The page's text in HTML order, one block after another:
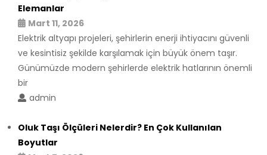
Elemanlar
Mart 11, 2026
Elektrik altyapı projeleri, şehirlerin enerji ihtiyacını güvenli
ve kesintisiz şekilde karşılamak için büyük önem taşır.
Günümüzde modern şehirlerde elektrik hatlarının önemli
bir
admin
Oluk Taşı Ölçüleri Nelerdir? En Çok Kullanılan
Boyutlar